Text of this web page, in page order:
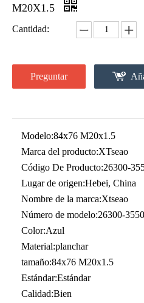
M20X1.5
Cantidad:
Preguntar
Modelo:84x76 M20x1.5
Marca del producto:XTseao
Código De Producto:26300-
Lugar de origen:Hebei, China
Nombre de la marca:Xtseao
Número de modelo:26300-
Color:Azul
Material:planchar
tamaño:84x76 M20x1.5
Estándar:Estándar
Calidad:Bien